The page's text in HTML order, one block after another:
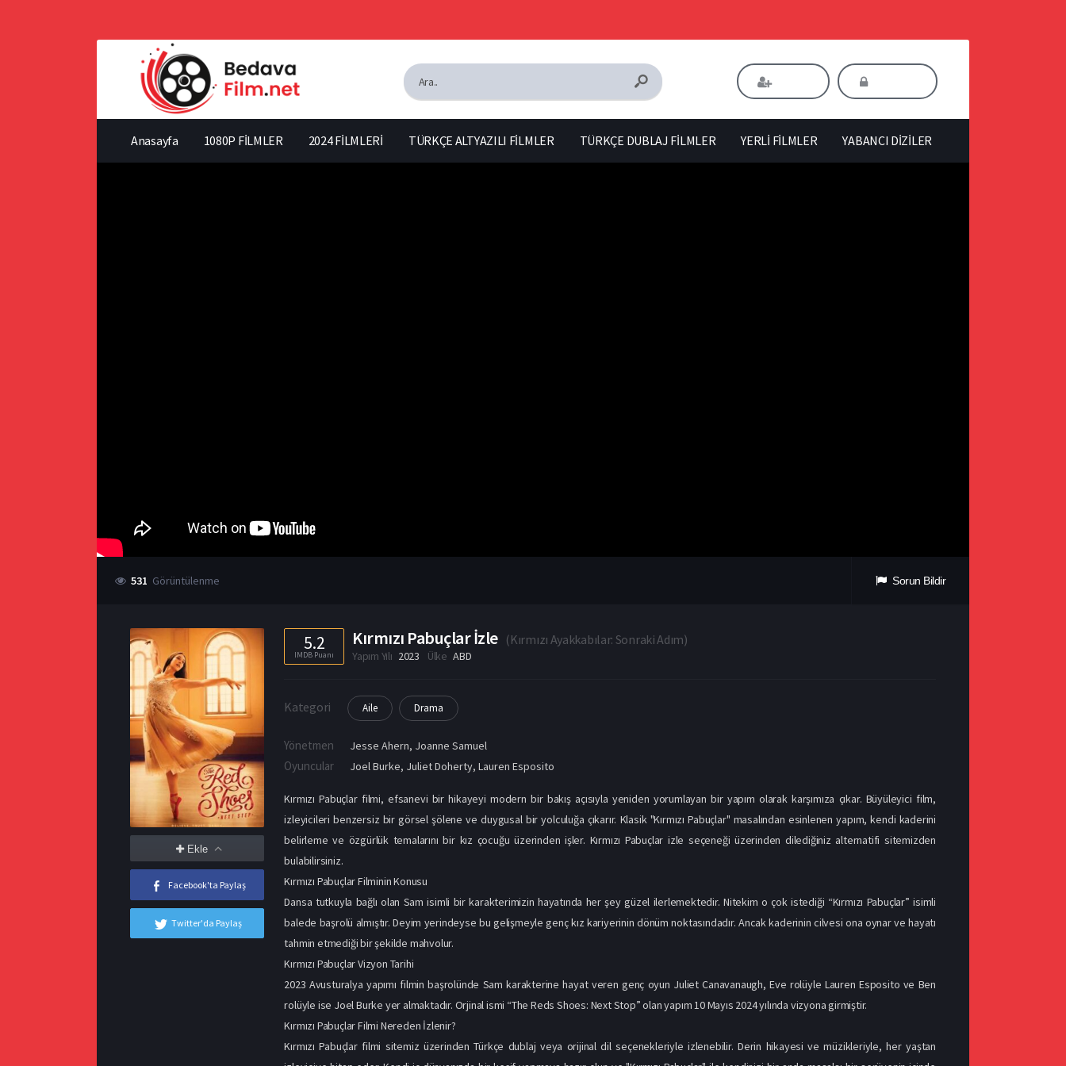
Anasayfa 1080P FİLMLER 2024 FİLMLERİ TÜRKÇE ALTYAZILI FİLMLER TÜRKÇE DUBLAJ FİLMLER YERLİ FİLMLER YABANCI DİZİLER
531 Görüntülenme Sorun Bildir
Ekle
Facebook'ta Paylaş
Twitter'da Paylaş
5.2
IMDB Puanı
Kırmızı Pabuçlar İzle (Kırmızı Ayakkabılar: Sonraki Adım)
Yapım Yılı 2023 Ülke ABD
Kategori Aile Drama
Yönetmen Jesse Ahern, Joanne Samuel
Oyuncular Joel Burke, Juliet Doherty,Lauren Esposito
Kırmızı Pabuçlar filmi, efsanevi bir hikayeyi modern bir bakış açısıyla yeniden yorumlayan bir yapım olarak karşımıza çıkar. Büyüleyici film,
izleyicileri benzersiz bir görsel şölene ve duygusal bir yolculuğa çıkarır. Klasik "Kırmızı Pabuçlar" masalından esinlenen yapım, kendi kaderini
belirleme ve özgürlük temalarını bir kız çocuğu üzerinden işler. Kırmızı Pabuçlar izle seçeneği üzerinden dilediğiniz alternatifi sitemizden
bulabilirsiniz.
Kırmızı Pabuçlar Filminin Konusu
Dansa tutkuyla bağlı olan Sam isimli bir karakterimizin hayatında her şey güzel ilerlemektedir. Nitekim o çok istediği “Kırmızı Pabuçlar” isimli
balede başrolü almıştır. Deyim yerindeyse bu gelişmeyle genç kız kariyerinin dönüm noktasındadır. Ancak kaderinin cilvesi ona oynar ve hayatı
tahmin etmediği bir şekilde mahvolur.
Kırmızı Pabuçlar Vizyon Tarihi
2023 Avusturalya yapımı filmin başrolünde Sam karakterine hayat veren genç oyun Juliet Canavanaugh, Eve rolüyle Lauren Esposito ve Ben
rolüyle ise Joel Burke yer almaktadır. Orjinal ismi “The Reds Shoes: Next Stop” olan yapım 10 Mayıs 2024 yılında vizyona girmiştir.
Kırmızı Pabuçlar Filmi Nereden İzlenir?
Kırmızı Pabuçlar filmi sitemiz üzerinden Türkçe dublaj veya orijinal dil seçenekleriyle izlenebilir. Derin hikayesi ve müzikleriyle, her yaştan